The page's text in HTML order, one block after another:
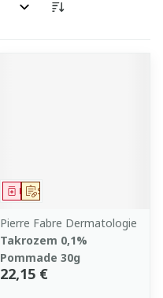
Sur prescription
Médicament
Pierre Fabre Dermatologie
Takrozem 0,1%
Pommade 30g
22,15 €